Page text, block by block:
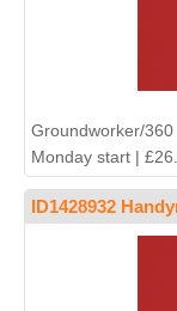
Groundworker/
Monday start |
ID1428932